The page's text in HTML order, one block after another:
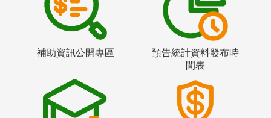
補助資訊公開專區
預告統計資料發布時
間表